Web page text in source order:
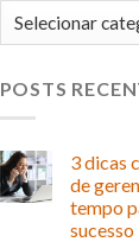
Categorias
POSTS
3 dicas
de
tempo
sucesso